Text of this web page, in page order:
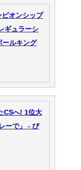
ピオンシップ
ギュラーシ
ールキング
CSへ! 1位大
ーで」 - ぴ